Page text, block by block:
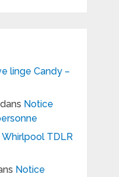
linge Candy –
Notice
Whirlpool TDLR
Notice